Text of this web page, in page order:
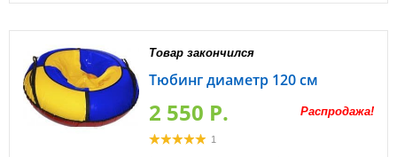
Товар закончился
Тюбинг диаметр 120 см
Распродажа!
2 550 P.
1